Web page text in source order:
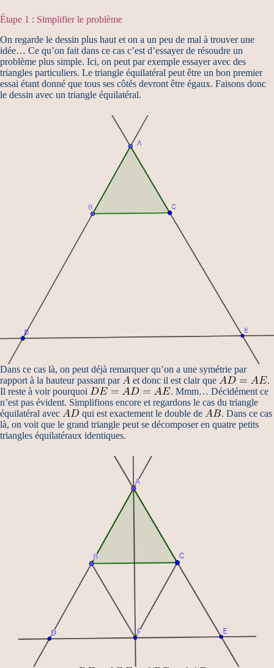
Étape 1 : Simplifier le problème
On regarde le dessin plus haut et on a un peu de mal à trouver une
idée… Ce qu’on fait dans ce cas c’est d’essayer de résoudre un
problème plus simple. Ici, on peut par exemple essayer avec des
triangles particuliers. Le triangle équilatéral peut être un bon premier
essai étant donné que tous ses côtés devront être égaux. Faisons donc
le dessin avec un triangle équilatéral.
Dans ce cas là, on peut déjà remarquer qu’on a une symétrie par
rapport à la hauteur passant par
et donc il est clair que
.
Il reste à voir pourquoi
. Mmm… Décidément ce
n’est pas évident. Simplifions encore et regardons le cas du triangle
équilatéral avec
qui est exactement le double de
. Dans ce cas
là, on voit que le grand triangle peut se décomposer en quatre petits
triangles équilatéraux identiques.